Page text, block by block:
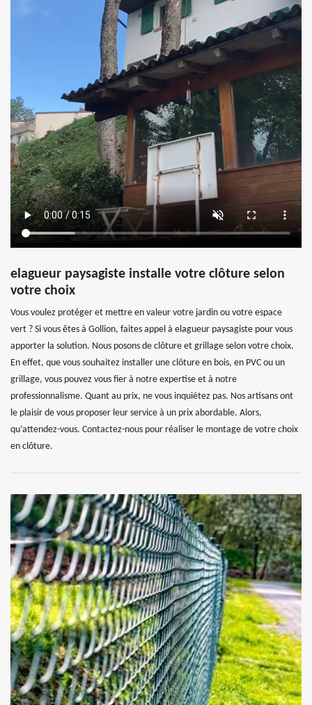
elagueur paysagiste installe votre clôture selon
votre choix
Vous voulez protéger et mettre en valeur votre jardin ou votre espace
vert ? Si vous êtes à Gollion, faites appel à elagueur paysagiste pour vous
apporter la solution. Nous posons de clôture et grillage selon votre choix.
En effet, que vous souhaitez installer une clôture en bois, en PVC ou un
grillage, vous pouvez vous fier à notre expertise et à notre
professionnalisme. Quant au prix, ne vous inquiétez pas. Nos artisans ont
le plaisir de vous proposer leur service à un prix abordable. Alors,
qu’attendez-vous. Contactez-nous pour réaliser le montage de votre choix
en clôture.